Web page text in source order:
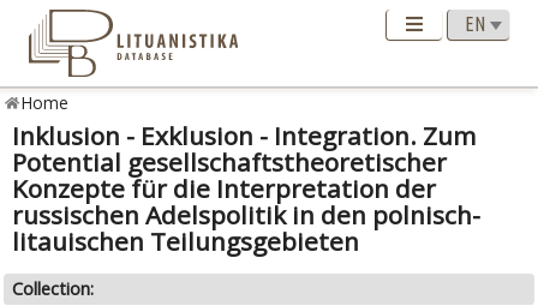
Home
Inklusion - Exklusion - Integration. Zum
Potential gesellschaftstheoretischer
Konzepte für die Interpretation der
russischen Adelspolitik in den polnisch-
litauischen Teilungsgebieten
Collection: